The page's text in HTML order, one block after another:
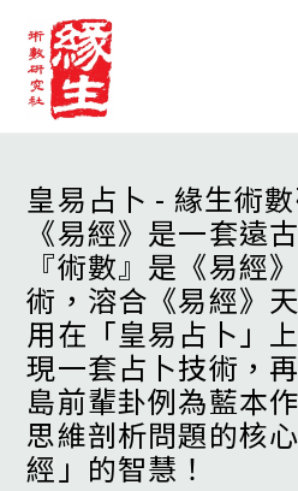
content
皇易占卜 - 緣生術
《易經》是一套遠
『術數』是《易經
術，溶合《易經》
用在「皇易占卜」
現一套占卜技術，
島前輩卦例為藍本
思維剖析問題的核
經」的智慧！